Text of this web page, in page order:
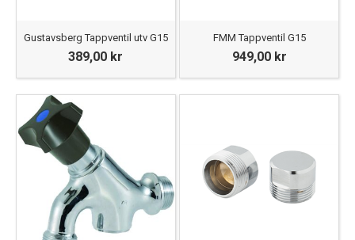
Gustavsberg Tappventil utv G15
389,00 kr
FMM Tappventil G15
949,00 kr